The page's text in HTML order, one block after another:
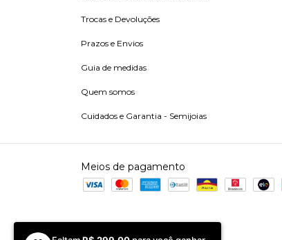
Trocas e Devoluções
Prazos e Envios
Guia de medidas
Quem somos
Cuidados e Garantia - Semijoias
Meios de pagamento